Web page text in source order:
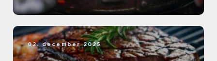
02. december 2025